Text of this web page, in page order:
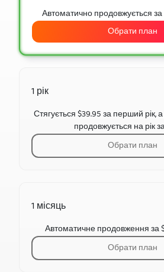
1 місяць
Автоматичне продовження за
Обрати план
Автоматично продовжується за
Обрати план
1 рік
Стягується $39.95 за перший рік,
продовжується на рік
Обрати план